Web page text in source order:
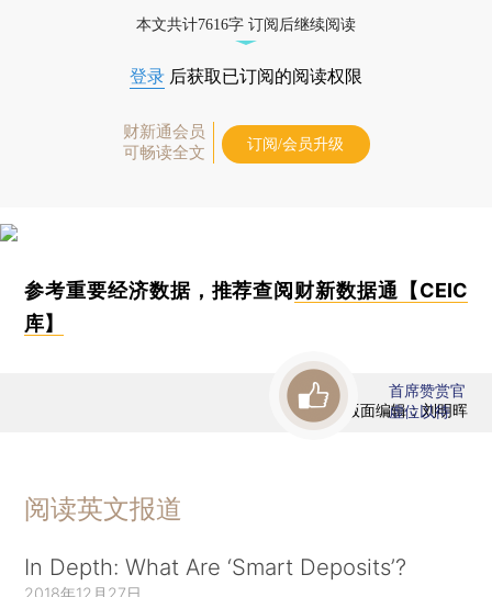
本文共计7616字 订阅后继续阅读
登录 后获取已订阅的阅读权限
财新通会员
可畅读全文
订阅/会员升级
参考重要经济数据，推荐查阅 财新数据通【CEIC
库】
版面编辑：刘明晖
首席赞赏官
虚位以待
阅读英文报道
In Depth: What Are ‘Smart Deposits’?
2018年12月27日